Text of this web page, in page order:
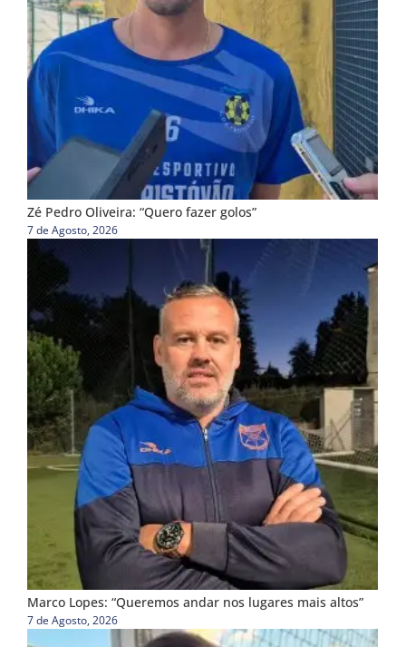
Zé Pedro Oliveira: “Quero fazer golos”
7 de Agosto, 2026
Marco Lopes: “Queremos andar nos lugares mais altos”
7 de Agosto, 2026